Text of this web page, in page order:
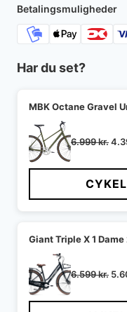
Betalingsmuligheder
Har du set?
MBK Octane Gravel
6.999kr.Den
pris
var:
Giant Triple X 1
6.599kr. Den
pris